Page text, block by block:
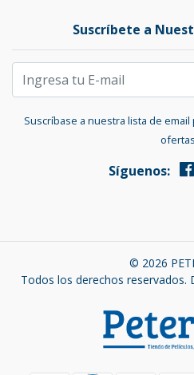
Suscríbete a
Suscríbase a nuestra lista de
Síguenos:
© 2026
Todos los derechos reservados.